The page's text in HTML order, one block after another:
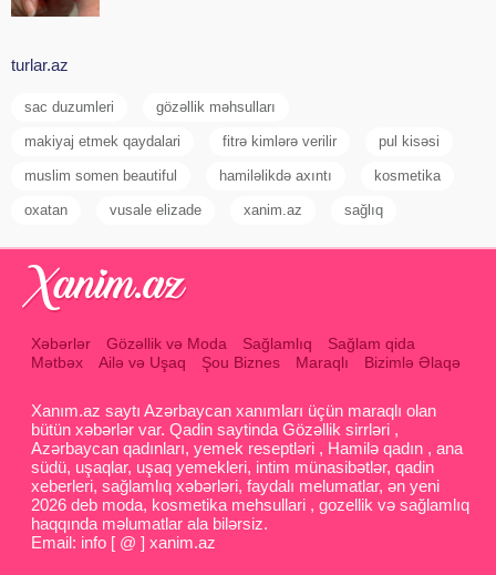
turlar.az
sac duzumleri gözəllik məhsulları
makiyaj etmek qaydalari fitrə kimlərə verilir pul kisəsi
muslim somen beautiful hamiləlikdə axıntı kosmetika
oxatan vusale elizade xanim.az sağlıq
Xəbərlər Gözəllik və Moda Sağlamlıq
Sağlam qida
Mətbəx
Ailə və Uşaq Şou Biznes Maraqlı Bizimlə Əlaqə
Xanım.az saytı Azərbaycan xanımları üçün maraqlı olan
bütün xəbərlər var. Qadin saytinda Gözəllik sirrləri ,
Azərbaycan qadınları, yemek reseptləri , Hamilə qadın , ana
südü, uşaqlar, uşaq yemekleri, intim münasibətlər, qadin
xeberleri, sağlamlıq xəbərləri, faydalı melumatlar, ən yeni
2026 deb moda, kosmetika mehsullari , gozellik və sağlamlıq
haqqında məlumatlar ala bilərsiz.
Email: info [ @ ] xanim.az